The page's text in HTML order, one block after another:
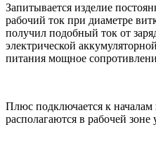
Запитывается изделие
рабочий ток при диаметре
получил подобный ток от
электрической
питания мощное
Плюс подключается к
располагаются в рабочей зоне